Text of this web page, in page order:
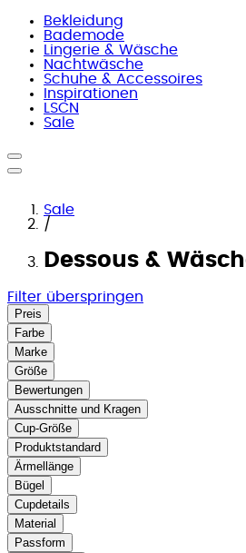
Bekleidung
Bademode
Lingerie & Wäsche
Nachtwäsche
Schuhe & Accessoires
Inspirationen
LSCN
Sale
Sale
/
Dessous &
Filter überspringen
Preis
Farbe
Marke
Größe
Bewertungen
Ausschnitte und Kragen
Cup-Größe
Produktstandard
Ärmellänge
Bügel
Cupdetails
Material
Passform